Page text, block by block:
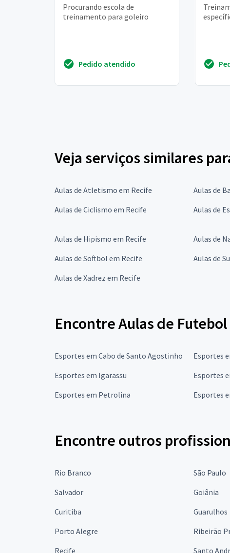
Procurando escola de
treinamento para goleiro
Pedido atendido
Veja serviços similares
Aulas de Atletismo em Recife Aulas de
Aulas de Ciclismo em Recife
Aulas de
Aulas de Hipismo em Recife Aulas de
Aulas de Softbol em Recife
Aulas de
Aulas de Xadrez em Recife
Encontre Aulas de
Esportes em Cabo de Santo Agostinho Esportes
Esportes em Igarassu
Esportes
Esportes em Petrolina
Esportes
Encontre outros
Rio Branco São Paulo
Salvador
Goiânia
Curitiba
Guarulhos
Porto Alegre
Ribeirão
Recife
Santo